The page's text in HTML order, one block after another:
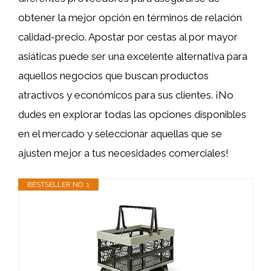
obtener la mejor opción en términos de relación
calidad-precio. Apostar por cestas al por mayor
asiáticas puede ser una excelente alternativa para
aquellos negocios que buscan productos
atractivos y económicos para sus clientes. ¡No
dudes en explorar todas las opciones disponibles
en el mercado y seleccionar aquellas que se
ajusten mejor a tus necesidades comerciales!
BESTSELLER NO. 1